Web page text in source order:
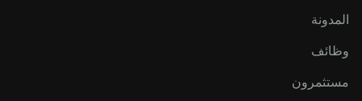
المدونة
وظائف
مستثمرون